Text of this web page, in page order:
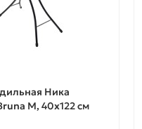
Ника
М, 40х122 см